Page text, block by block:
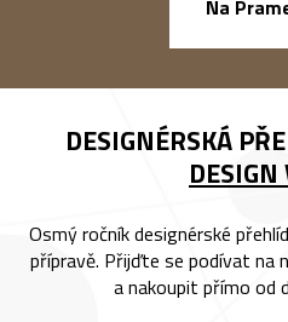
Na
DESIGNÉRSKÁ
Osmý ročník designérské
přípravě. Přijďte se podívat na
a nakoupit přímo od